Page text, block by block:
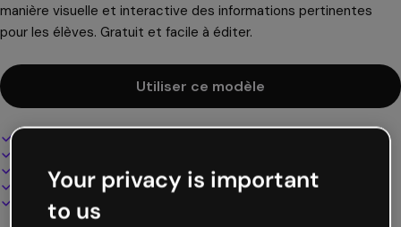
manière visuelle et interactive des informations pertinentes
pour les élèves. Gratuit et facile à éditer.
Utiliser ce modèle
Ajoutez audio, vidéo et multimédia
Présentez, partagez ou publiez en ligne
Téléchargez en PDF, MP4 et autres formats
Your privacy is important
to us